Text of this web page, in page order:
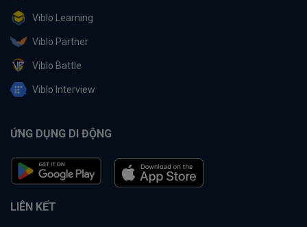
Viblo Learning
Viblo Partner
Viblo Battle
Viblo Interview
ỨNG DỤNG DI ĐỘNG
LIÊN KẾT